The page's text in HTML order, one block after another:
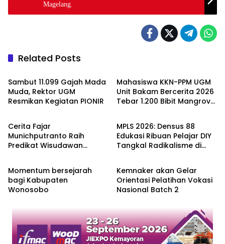
Magelang.
Related Posts
Berita
Sambut 11.099 Gajah Mada
Muda, Rektor UGM
Resmikan Kegiatan PIONIR
Mahasiswa KKN-PPM UGM
Unit Bakam Bercerita 2026
Tebar 1.200 Bibit Mangrove
Pendidikan
Cerita Fajar
Munichputranto Raih
Predikat Wisudawan
Berita
MPLS 2026: Densus 88
Edukasi Ribuan Pelajar DIY
Tangkal Radikalisme di
Berita
Momentum bersejarah
bagi Kabupaten
Wonosobo
Pendidikan
Kemnaker akan Gelar
Orientasi Pelatihan Vokasi
Nasional Batch 2